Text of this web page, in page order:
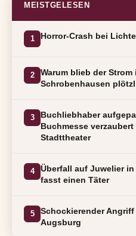
MEISTGELESEN
1 Horror-Crash bei
2
Warum blieb der
Schrobenhausen
3
Buchliebhaber
Buchmesse
Stadttheater
4
Überfall auf Juwelier
fasst einen Täter
5
Schockierender
Augsburg